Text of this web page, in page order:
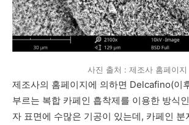
사진 출처 : 제조사 홈페이지
제조사의 홈페이지에 의하면 Delcafino(이
부르는 복합 카페인 흡착제를 이용한 방식
자 표면에 수많은 기공이 있는데, 카페인 분